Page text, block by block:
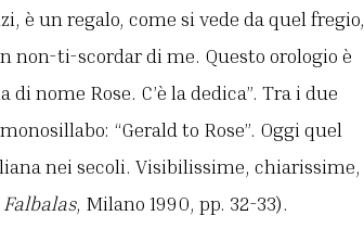
è un regalo, come si vede da quel fregio,
non-ti-scordar di me. Questo orologio è
nome Rose. C’è la dedica”. Tra i due
“Gerald to Rose”. Oggi quel
nei secoli. Visibilissime, chiarissime,
Falbalas, Milano 1990, pp. 32-33).